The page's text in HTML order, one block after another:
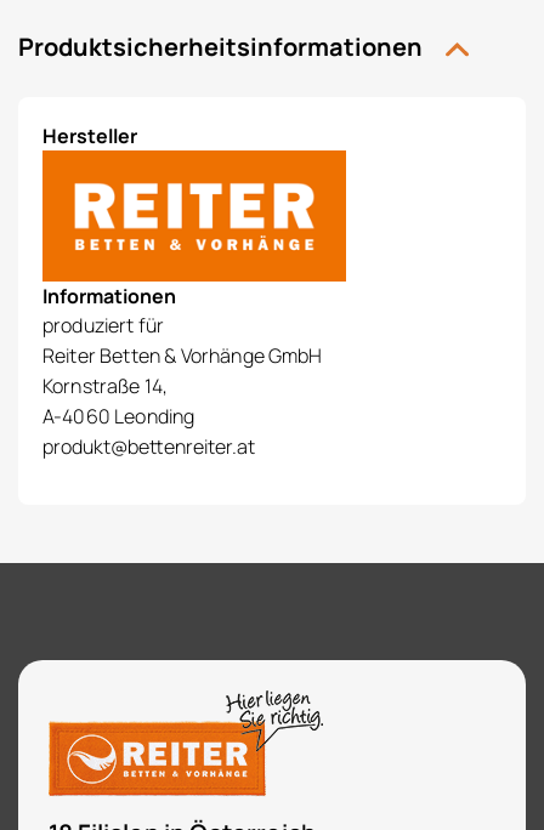
Produktsicherheitsinformationen
Hersteller
Informationen
produziert für
Reiter Betten & Vorhänge GmbH
Kornstraße 14,
A-4060 Leonding
produkt@bettenreiter.at